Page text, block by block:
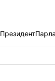
Президент